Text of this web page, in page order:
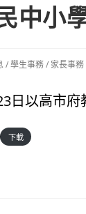
中小
/學生事務/ 家長事務
日以高市
下載